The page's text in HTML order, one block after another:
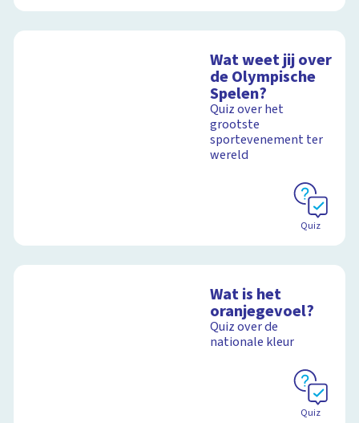
Wat weet jij over
de Olympische
Spelen?
Quiz over het
grootste
sportevenement ter
wereld
Quiz
Wat is het
oranjegevoel?
Quiz over de
nationale kleur
Quiz